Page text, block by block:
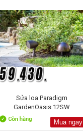
Sửa loa Paradigm
GardenOasis 12SW
Mua ngay